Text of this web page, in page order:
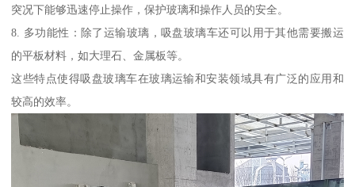
突况下能够迅速停止操作，保护玻璃和操作人员的安全。
8. 多功能性：除了运输玻璃，吸盘玻璃车还可以用于其他需要搬运
的平板材料，如大理石、金属板等。
这些特点使得吸盘玻璃车在玻璃运输和安装领域具有广泛的应用和
较高的效率。